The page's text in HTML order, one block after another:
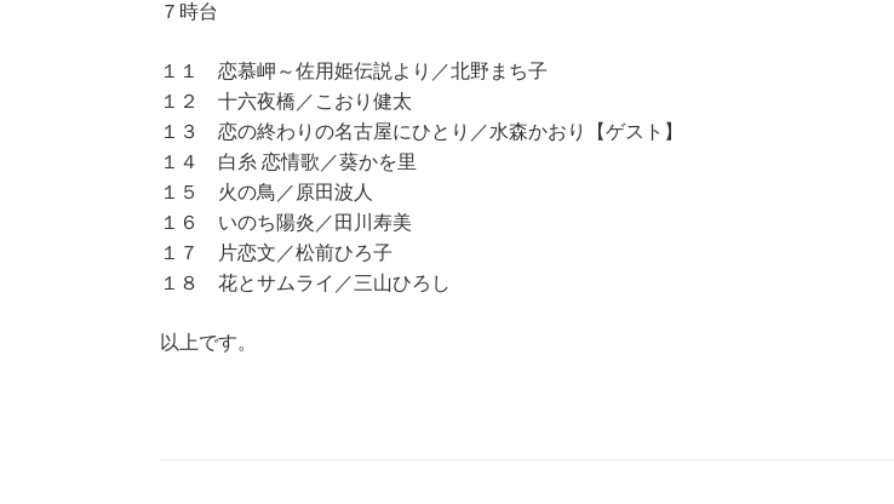
７時台
１１ 恋慕岬～佐用姫伝説より／北野まち子
１２ 十六夜橋／こおり健太
１３ 恋の終わりの名古屋にひとり／水森かおり【ゲスト】
１４ 白糸 恋情歌／葵かを里
１５ 火の鳥／原田波人
１６ いのち陽炎／田川寿美
１７ 片恋文／松前ひろ子
１８ 花とサムライ／三山ひろし
以上です。